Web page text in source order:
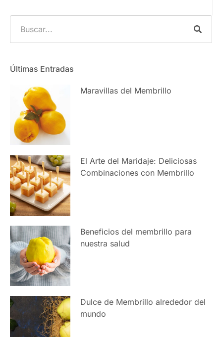
Últimas Entradas
Maravillas del Membrillo
El Arte del Maridaje: Deliciosas
Combinaciones con Membrillo
Beneficios del membrillo para
nuestra salud
Dulce de Membrillo alrededor del
mundo